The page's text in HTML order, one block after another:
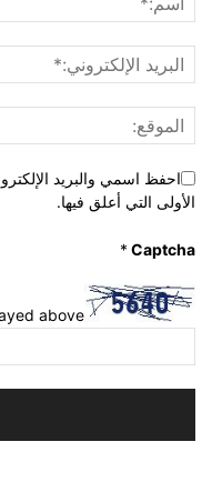
احفظ اسمي والبريد
الأولى التي أعلق فيها.
Captcha
*
above: